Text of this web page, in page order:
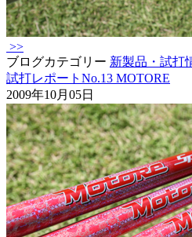
>>
ブログカテゴリー 新製品・試打
試打レポートNo.13 MOTORE
2009年10月05日